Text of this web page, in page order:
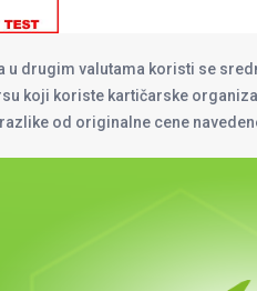
drugim valutama koristi se
koji koriste kartičarske
od originalne cene